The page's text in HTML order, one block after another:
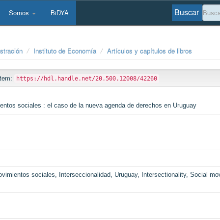
Somos BiDYA Buscar
Instituto de Economía Artículos y capítulos de libros
https://hdl.handle.net/20.500.12008/42260
sociales : el caso de la nueva agenda de derechos en Uruguay
sociales, Interseccionalidad, Uruguay, Intersectionality, Social